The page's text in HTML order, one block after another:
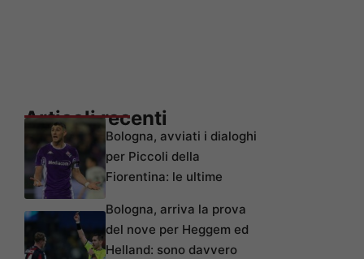
Articoli recenti
Bologna, avviati i dialoghi
per Piccoli della
Fiorentina: le ultime
Bologna, arriva la prova
del nove per Heggem ed
Helland: sono davvero